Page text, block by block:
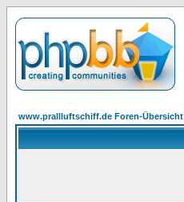
www.prallluftschiff.de Foren-Übersicht